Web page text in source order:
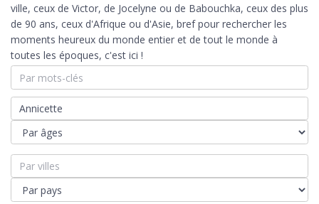
ville, ceux de Victor, de Jocelyne ou de Babouchka, ceux des plus
de 90 ans, ceux d'Afrique ou d'Asie, bref pour rechercher les
moments heureux du monde entier et de tout le monde à
toutes les époques, c'est ici !